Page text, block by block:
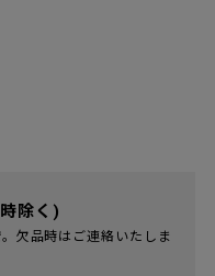
除く)
欠品時はご連絡いたしま